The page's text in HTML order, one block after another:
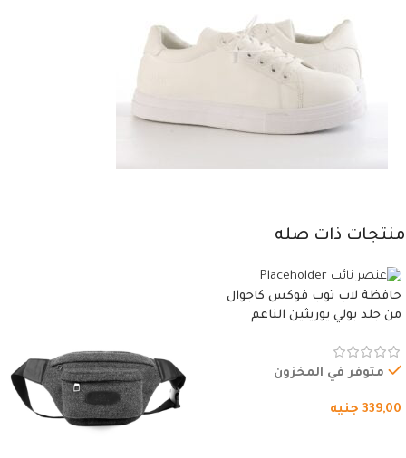
منتجات ذات صله
حافظة لاب توب فوكس كاجوال
من جلد بولي يوريثين الناعم
وسوستة.
متوفر في المخزون
339,00 جنيه